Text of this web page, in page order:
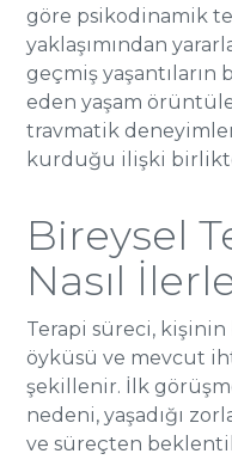
göre psikodinamik
yaklaşımından
geçmiş
eden yaşam
travmatik
kurduğu ilişki
Bireysel
Nasıl
Terapi süreci,
öyküsü ve mevcut
şekillenir. İlk
nedeni, yaşadığı
ve süreçten